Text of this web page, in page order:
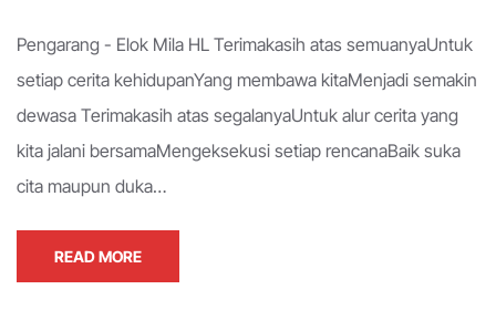
Pengarang - Elok Mila HL Terimakasih atas semuanyaUntuk
setiap cerita kehidupanYang membawa kitaMenjadi semakin
dewasa Terimakasih atas segalanyaUntuk alur cerita yang
kita jalani bersamaMengeksekusi setiap rencanaBaik suka
cita maupun duka…
READ MORE